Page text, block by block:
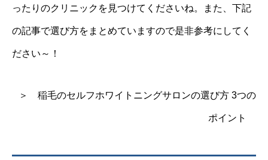
ったりのクリニックを見つけてくださいね。また、下記
の記事で選び方をまとめていますので是非参考にしてく
ださい～！
＞ 稲毛のセルフホワイトニングサロンの選び方 3つの
ポイント